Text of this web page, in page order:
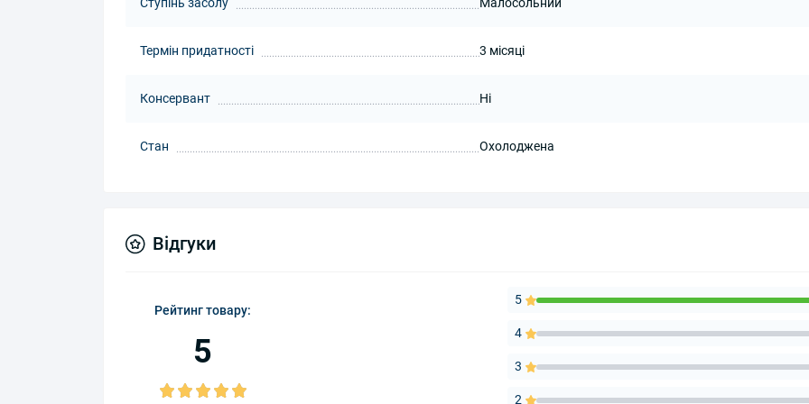
Ступінь засолу Малосольний
Термін придатності 3 місяці
Консервант Ні
Стан Охолоджена
Відгуки
Рейтинг товару:
5
5
4
3
2